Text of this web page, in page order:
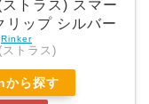
トラス) スマー
リップ シルバー
Rinker
トラス)
ら探す